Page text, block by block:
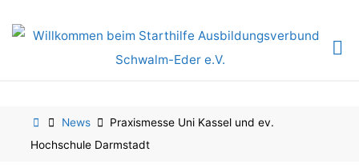
HomeNews
Praxismesse Uni Kassel und ev.
Hochschule Darmstadt